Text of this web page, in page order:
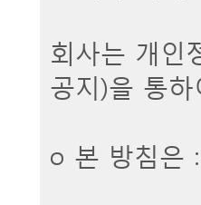
회사는 개인
공지)을 통
ο 본 방침은